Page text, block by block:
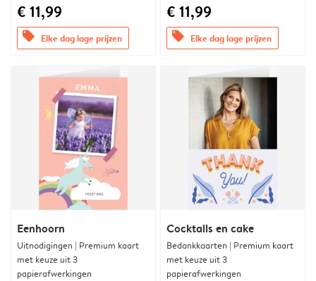
€ 11,99
offers Elke dag lage prijzen
€ 11,99
offers Elke dag lage prijzen
Eenhoorn
Uitnodigingen | Premium kaart
met keuze uit 3
papierafwerkingen
Cocktails en cake
Bedankkaarten | Premium kaart
met keuze uit 3
papierafwerkingen